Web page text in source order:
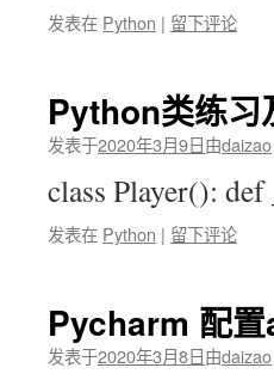
发表在 Python | 留下评论
Python类练习
发表于2020年3月9日由daizao
class Player():
发表在 Python | 留下评论
Pycharm 配
发表于2020年3月8日由daizao